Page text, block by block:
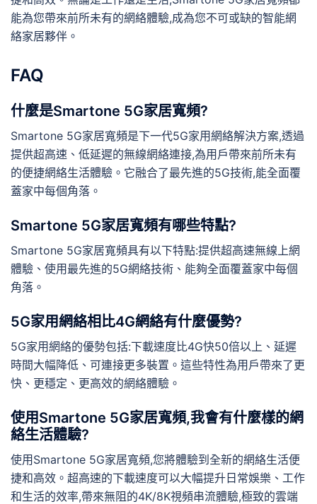
能為您帶來前所未有的網絡體驗,成為您不可或缺的智能網
絡家居夥伴。
FAQ
什麼是Smartone 5G家居寬頻?
Smartone 5G家居寬頻是下一代5G家用網絡解決方案,透過
提供超高速、低延遲的無線網絡連接,為用戶帶來前所未有
的便捷網絡生活體驗。它融合了最先進的5G技術,能全面覆
蓋家中每個角落。
Smartone 5G家居寬頻有哪些特點?
Smartone 5G家居寬頻具有以下特點:提供超高速無線上網
體驗、使用最先進的5G網絡技術、能夠全面覆蓋家中每個
角落。
5G家用網絡相比4G網絡有什麼優勢?
5G家用網絡的優勢包括:下載速度比4G快50倍以上、延遲
時間大幅降低、可連接更多裝置。這些特性為用戶帶來了更
快、更穩定、更高效的網絡體驗。
使用Smartone 5G家居寬頻,我會有什麼樣的網
絡生活體驗?
使用Smartone 5G家居寬頻,您將體驗到全新的網絡生活便
捷和高效。超高速的下載速度可以大幅提升日常娛樂、工作
和生活的效率,帶來無阻的4K/8K視頻串流體驗,極致的雲端